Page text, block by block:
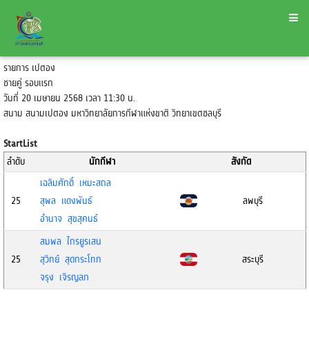
รายการ เปตอง
ชายคู่ รอบแรก
วันที่ 20 เมษายน 2568 เวลา 11:30 น.
สนาม สนามเปตอง มหาวิทยาลัยการกีฬาแห่งขาติ วิทยาเขตชลบุรี
StartList
ลำดับ
นักกีฬา สังกัด
25
เฉลิมศักดิ์ เหมะสถล
สุพล แดงพันธ์
อำนาจ สุขสุคนธ์
ลพบุรี
25
สมพล ไกรยูรเสน
สุวิทย์ สุดกระโทก
จรุง เจิรญลภ
สระบุรี